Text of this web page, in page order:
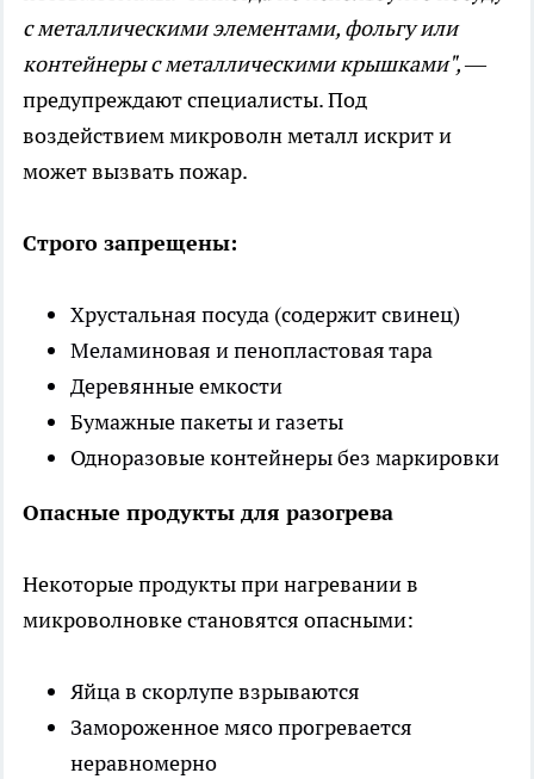
с металлическими элементами, фольгу или
контейнеры с металлическими крышками",—
предупреждают специалисты. Под
воздействием микроволн металл искрит и
может вызвать пожар.
Строго запрещены:
Хрустальная посуда (содержит свинец)
Меламиновая и пенопластовая тара
Деревянные емкости
Бумажные пакеты и газеты
Одноразовые контейнеры без маркировки
Опасные продукты для разогрева
Некоторые продукты при нагревании в
микроволновке становятся опасными:
Яйца в скорлупе взрываются
Замороженное мясо прогревается
неравномерно